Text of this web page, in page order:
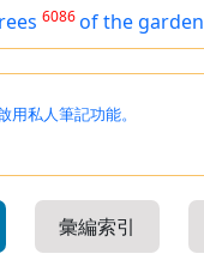
6086of the garden
用私人筆記功能。
彙編索引